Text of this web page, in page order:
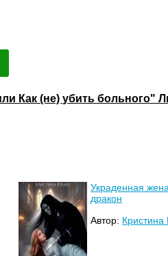
Как (не) убить больного"
Украденная
дракон
Автор: